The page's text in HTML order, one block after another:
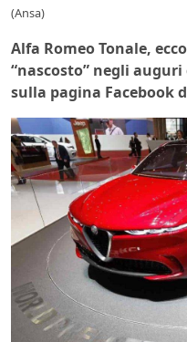
(Ansa)
Alfa Romeo Tonale,
“nascosto” negli
sulla pagina Facebook